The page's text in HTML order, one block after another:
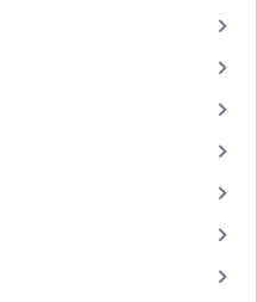
keyboard_arrow_right
keyboard_arrow_right
keyboard_arrow_right
keyboard_arrow_right
keyboard_arrow_right
keyboard_arrow_right
keyboard_arrow_right